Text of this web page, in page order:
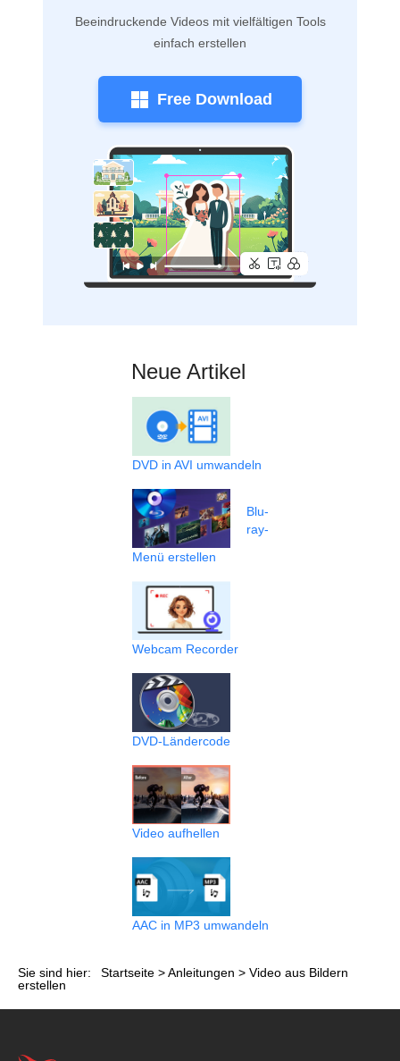
Beeindruckende Videos mit vielfältigen Tools
einfach erstellen
Free Download
Neue Artikel
DVD in AVI umwandeln
Blu-
ray-
Menü erstellen
Webcam Recorder
DVD-Ländercode
Video aufhellen
AAC in MP3 umwandeln
Sie sind hier: Startseite >Anleitungen > Video aus Bildern
erstellen